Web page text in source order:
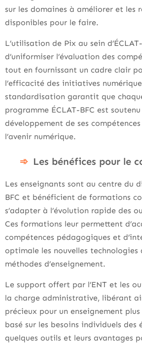
sur les domaines à améliorer et les
disponibles pour le faire.
L’utilisation de Pix au sein
d’uniformiser l’évaluation des
tout en fournissant un cadre clair
l’efficacité des initiatives
standardisation garantit que
programme ÉCLAT-BFC est
développement de ses compétences
l’avenir numérique.
Les bénéfices pour le
Les enseignants sont au centre du
BFC et bénéficient de formations
s’adapter à l’évolution rapide des
Ces formations leur permettent
compétences pédagogiques et
optimale les nouvelles technologies
méthodes d’enseignement.
Le support offert par l’ENT et les
la charge administrative, libérant
précieux pour un enseignement
basé sur les besoins individuels des
quelques outils et leurs avantages